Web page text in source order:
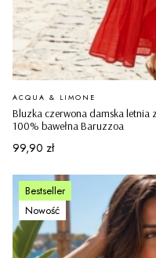
Bluzka czerwona damska letnia
100% bawełna Baruzzoa
PRODUCENT
ACQUA & LIMONE
Cena
99,90 zł
Bestseller
Nowość